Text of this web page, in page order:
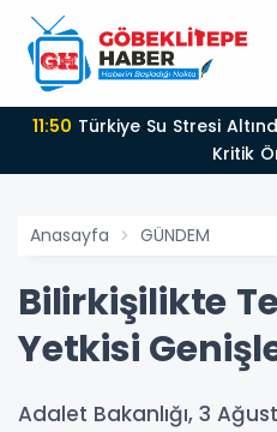
11:50
Kritik
Anasayfa GÜNDEM
Bilirkişilikte
Yetkisi
Adalet Bakanlığı, 3